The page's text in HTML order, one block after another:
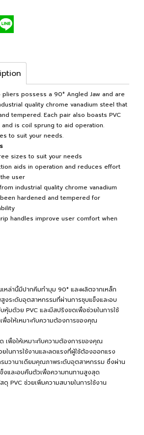
possess a 90° Angled Jaw and are
quality chrome vanadium steel that
tempered. Each pair also boasts PVC
is coil sprung to aid operation.
to suit your needs.
sizes to suit your needs
aids in operation and reduces effort
user
industrial quality chrome vanadium
hardened and tempered for
handles improve user comfort when
หล่านี้มีปากคีมทำมุม 90° และผลิตจากเหล็ก
งระดับอุตสาหกรรมที่ผ่านการชุบแข็งและอบ
มด้วย PVC และมีสปริงขดเพื่อช่วยในการใช้
พื่อให้เหมาะกับความต้องการของคุณ
เพื่อให้เหมาะกับความต้องการของคุณ
ในการใช้งานและลดแรงที่ผู้ใช้ต้องออกแรง
มวานาเดียมคุณภาพระดับอุตสาหกรรม ซึ่งผ่าน
งและอบคืนตัวเพื่อความทนทานสูงสุด
PVC ช่วยเพิ่มความสบายในการใช้งาน